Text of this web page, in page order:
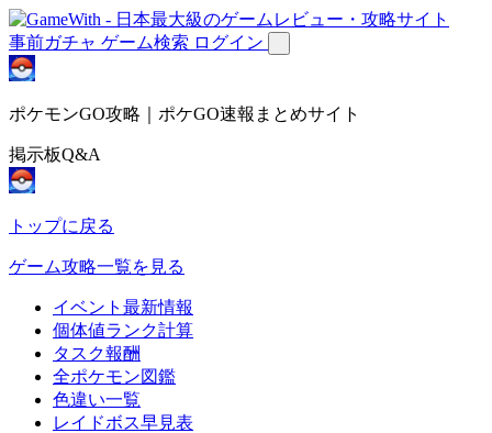
事前ガチャ ゲーム検索 ログイン
ポケモンGO攻略｜ポケGO速報まとめサイト
掲示板Q&A
トップに戻る
ゲーム攻略一覧を見る
イベント最新情報
個体値ランク計算
タスク報酬
全ポケモン図鑑
色違い一覧
レイドボス早見表